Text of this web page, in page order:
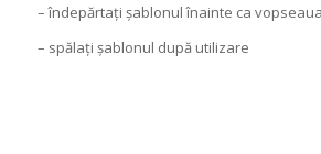
– îndepărtați șablonul înainte ca
– spălați șablonul după utilizare